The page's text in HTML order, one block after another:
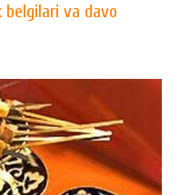
belgilari va davo